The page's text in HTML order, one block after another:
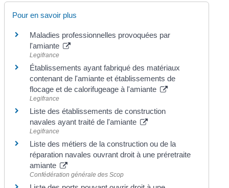
Pour en savoir plus
Maladies professionnelles provoquées par
l'amiante
Legifrance
Établissements ayant fabriqué des matériaux
contenant de l'amiante et établissements de
flocage et de calorifugeage à l'amiante
Legifrance
Liste des établissements de construction
navales ayant traité de l'amiante
Legifrance
Liste des métiers de la construction ou de la
réparation navales ouvrant droit à une préretraite
amiante
Confédération générale des Scop